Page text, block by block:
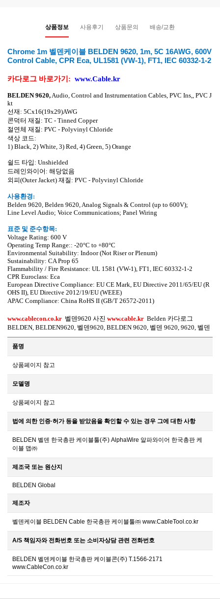
상품정보 사용후기 상품문의 배송/교환
Chrome 1m 벨덴케이블 BELDEN 9620, 1m, 5C 16AWG, 600V
Control Cable, CPR Eca, UL1581 (VW-1), FT1, IEC 60332-1-2
카다로그 바로가기 : www.Cable.kr
BELDEN 9620,Audio, Control and Instrumentation Cables, PVC Ins,, PVC J
kt
선재 : 5Cx16(19x29)AWG
콘덕터 재질 : TC - Tinned Copper
절연체 재질 : PVC - Polyvinyl Chloride
색상 코드:
1) Black, 2) White, 3) Red, 4) Green, 5) Orange
쉴드 타입 : Unshielded
드레인와이어 : 해당없음
외피(Outer Jacket) 재질 : PVC - Polyvinyl Chloride
사용환경:
Belden 9620, Belden 9620, Analog Signals & Control (up to 600V);
Line Level Audio; Voice Communications; Panel Wiring
표준 및 준수항목:
Voltage Rating: 600 V
Operating Temp Range:: -20°C to +80°C
Environmental Suitability: Indoor (Not Riser or Plenum)
Sustainability: CA Prop 65
Flammability / Fire Resistance: UL 1581 (VW-1), FT1, IEC 60332-1-2
CPR Euroclass: Eca
European Directive Compliance: EU CE Mark, EU Directive 2011/65/EU (R
OHS II), EU Directive 2012/19/EU (WEEE)
APAC Compliance: China RoHS II (GB/T 26572-2011)
www.cablecon.co.kr 벨덴9620 사진 www.cable.kr Belden 카다로그
BELDEN, BELDEN9620, 벨덴9620, BELDEN 9620, 벨덴 9620, 9620, 벨덴
품명
상품페이지 참고
모델명
상품페이지 참고
법에 의한 인증·허가 등을 받았음을 확인할 수 있는 경우 그에 대한 사항
BELDEN 벨덴 한국총판 케이블툴(주) AlphaWire 알파와이어 한국총판 케
이블 맵㈜
제조국 또는 원산지
BELDEN Global
제조자
벨덴케이블 BELDEN Cable 한국총판 케이블툴㈜ www.CableTool.co.kr
A/S 책임자와 전화번호 또는 소비자상담 관련 전화번호
BELDEN 벨덴케이블 한국총판 케이블콘(주) T.1566-2171
www.CableCon.co.kr